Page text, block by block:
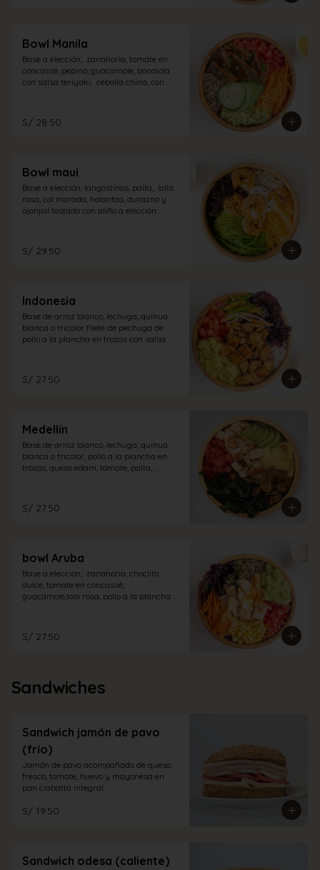
Bowl Manila
Base a elección,  zanahoria, tomate en
concassé, pepino, guacamole, bondiola
con salsa teriyaki,  cebolla china, con
S/ 28.50
Bowl maui
Base a elección, langostinos, palta,  lolla
rosa, col morada, holantao, durazno y
ajonjolí tostado con aliño a elección.
S/ 29.50
Indonesia
Base de arroz blanco, lechuga, quinua
blanca o tricolor filete de pechuga de
pollo a la plancha en trozos con salsa
con vinagreta cabo blanco. (picante)
S/ 27.50
Medellín
Base de arroz blanco, lechuga, quinua
blanca o tricolor, pollo a la plancha en
trozos, queso edam, tomate, palta,
S/ 27.50
bowl Aruba
Base a elección,  zanahoria, choclito
dulce, tomate en concassé,
guacamole,lola rosa, pollo a la plancha
S/ 27.50
Sandwiches
Sandwich jamón de pavo
(frío)
Jamón de pavo acompañado de queso
fresco, tomate, huevo y mayonesa en
pan ciabatta integral.
S/ 19.50
Sandwich odesa (caliente)